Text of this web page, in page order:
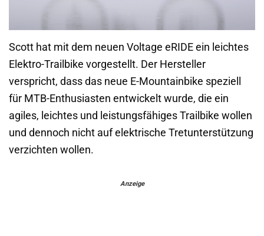
Scott hat mit dem neuen Voltage eRIDE ein leichtes
Elektro-Trailbike vorgestellt. Der Hersteller
verspricht, dass das neue E-Mountainbike speziell
für MTB-Enthusiasten entwickelt wurde, die ein
agiles, leichtes und leistungsfähiges Trailbike wollen
und dennoch nicht auf elektrische Tretunterstützung
verzichten wollen.
Anzeige